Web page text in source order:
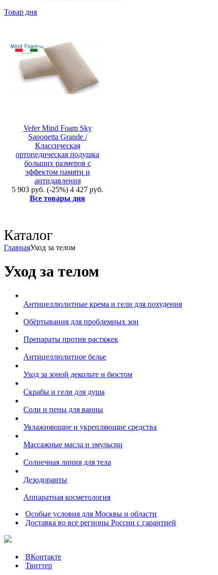
Товар дня
Vefer Mind Foam Sky
Saponetta Grande /
Классическая
ортопедическая подушка
больших размеров с
эффектом памяти и
антидавления
5 903 руб. (-25%) 4 427 руб.
Все товары дня
Каталог
ГлавнаяУход за телом
Уход за телом
Антицеллюлитные крема и гели для похудения
Обёртывания для проблемных зон
Препараты против растяжек
Антицеллюлитное белье
Уход за зоной декольте и бюстом
Скрабы и гели для душа
Соли и пены для ванны
Увлажняющие и укрепляющие средства
Массажные масла и эмульсии
Солнечная линия для тела
Дезодоранты
Аппаратная косметология
Особые условия для Москвы и области
Доставка во все регионы России с гарантией
ВКонтакте
Твиттер